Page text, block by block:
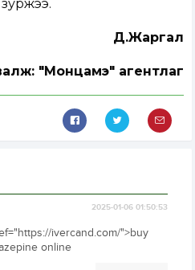
Д.Жаргал
"Монцамэ" агентлаг
2025-01-06 01:50:53
ivercand.com/">buy
online